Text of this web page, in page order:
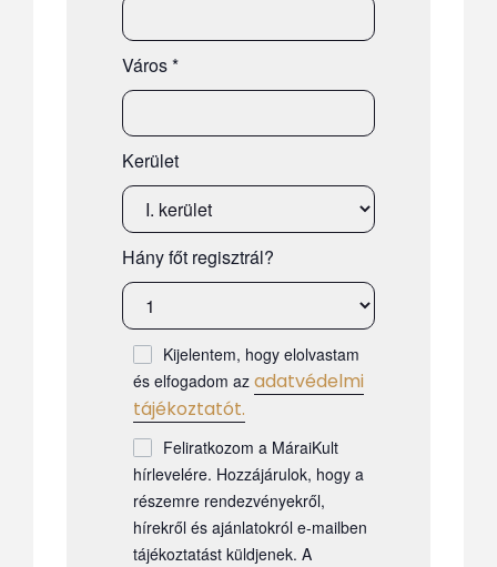
Város*
Kerület
Hány főt regisztrál?
Kijelentem, hogy elolvastam
és elfogadom az adatvédelmi
tájékoztatót.
Feliratkozom a MáraiKult
hírlevelére. Hozzájárulok, hogy a
részemre rendezvényekről,
hírekről és ajánlatokról e-mailben
tájékoztatást küldjenek. A